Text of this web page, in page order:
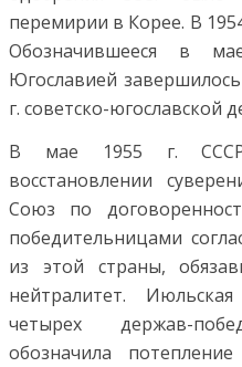
перемирии в Корее. В
Обозначившееся в
Югославией
г. советско-югославской
В мае 1955 г.
восстановлении
Союз по
победительницами
из этой страны,
нейтралитет.
четырех держав-
обозначила